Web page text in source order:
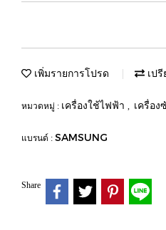
เพิ่มรายการโปรด เป
หมวดหมู่ : เครื่องใช้ไฟฟ้า , เครื่อง
แบรนด์ : SAMSUNG
Share